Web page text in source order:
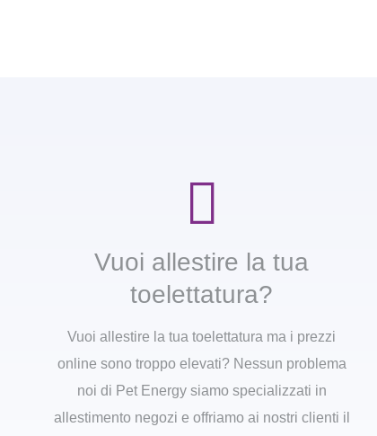
Vuoi allestire la tua
toelettatura?
Vuoi allestire la tua toelettatura ma i prezzi
online sono troppo elevati? Nessun problema
noi di Pet Energy siamo specializzati in
allestimento negozi e offriamo ai nostri clienti il